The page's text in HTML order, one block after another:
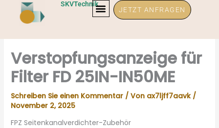
SKVTechnik
JETZT ANFRAGEN
Verstopfungsanzeige für
Filter FD 25IN-IN50ME
Schreiben Sie einen Kommentar / Von ax7ljff7aavk /
November 2, 2025
FPZ Seitenkanalverdichter-Zubehör